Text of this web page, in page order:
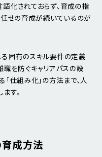
化されておらず、育成の指
任せの育成が続いているのが
固有のスキル要件の定義
職を防ぐキャリアパスの設
仕組み化」の方法まで、人
す。
成方法